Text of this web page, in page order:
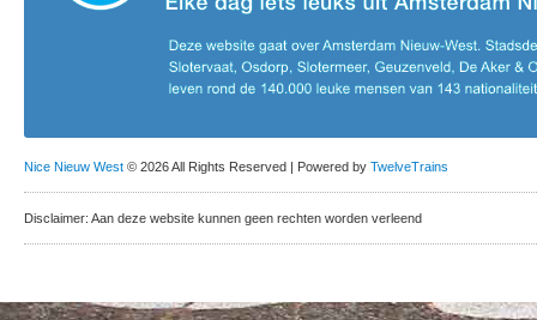
Nice Nieuw West © 2026 All Rights Reserved | Powered by TwelveTrains
Disclaimer: Aan deze website kunnen geen rechten worden verleend